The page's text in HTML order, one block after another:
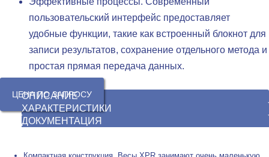
пользовательский интерфейс предоставляет
удобные функции, такие как встроенный блокнот для
записи результатов, сохранение отдельного метода и
простая прямая передача данных.
ЦЕНА ПО ЗАПРОСУ
ОПИСАНИЕ
ХАРАКТЕРИСТИКИ
ДОКУМЕНТАЦИЯ